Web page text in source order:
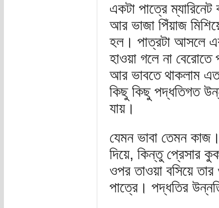
একটা পাত্রে
আর ভাজা পিঁয়াজ
হল। পাত্রটা আসলে
হাওয়া গলে না বেরোতে
আর ভাবতে থাকলাম এত
কিছু কিছু পদ্ধতিগত
যায়।
যেমন ভাবা তেমন
দিয়ে, কিন্তু প্রেসার
ওপর তাওয়া বসিয়ে
পাত্রে। পদ্ধতির